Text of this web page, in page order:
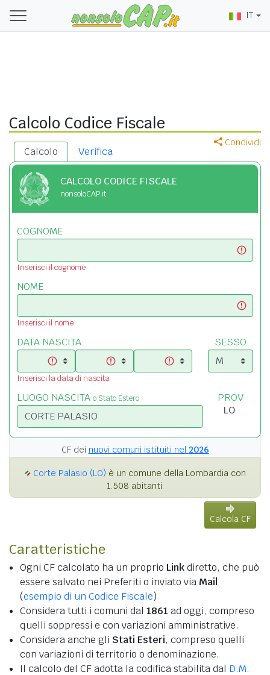
IT
Calcolo Codice Fiscale
Condividi
Calcolo Verifica
CALCOLO CODICE FISCALE
nonsoloCAP.it
COGNOME
Inserisci il cognome
NOME
Inserisci il nome
DATA NASCITA
Inserisci la data di nascita
SESSO
LUOGO NASCITA o Stato Estero PROV
CF dei nuovi comuni istituiti nel 2026
Corte Palasio (LO) è un comune della Lombardia con
1.508 abitanti.
Calcola CF
Caratteristiche
Ogni CF calcolato ha un proprio Linkdiretto, che può
essere salvato nei Preferiti o inviato via Mail
(esempio di un Codice Fiscale)
Considera tutti i comuni dal 1861 ad oggi, compreso
quelli soppressi e con variazioni amministrative.
Considera anche gli Stati Esteri, compreso quelli
con variazioni di territorio o denominazione.
Il calcolo del CF adotta la codifica stabilita dal D.M.